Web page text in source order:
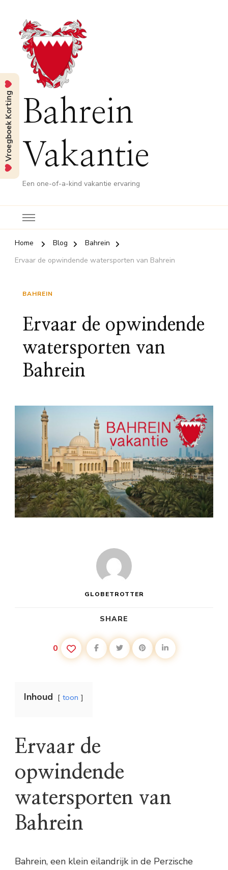
Bahrein
Vakantie
Een one-of-a-kind vakantie ervaring
Home Blog
Bahrein
Ervaar de opwindende watersporten van Bahrein
BAHREIN
Ervaar de opwindende
watersporten van
Bahrein
GLOBETROTTER
SHARE
0
Inhoud toon
Ervaar de
opwindende
watersporten van
Bahrein
Bahrein, een klein eilandrijk in de Perzische
Vroegboek Korting